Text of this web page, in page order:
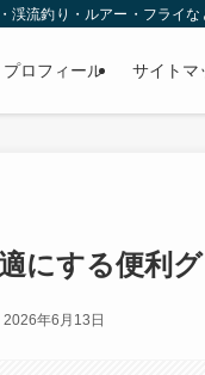
渓流釣り・ルアー・フライ
プロフィール サイトマ
にする便利
2026年6月13日